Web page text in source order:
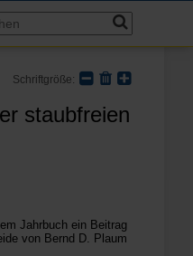
Schriftgröße:
staubfreien
Jahrbuch ein Beitrag
von Bernd D. Plaum